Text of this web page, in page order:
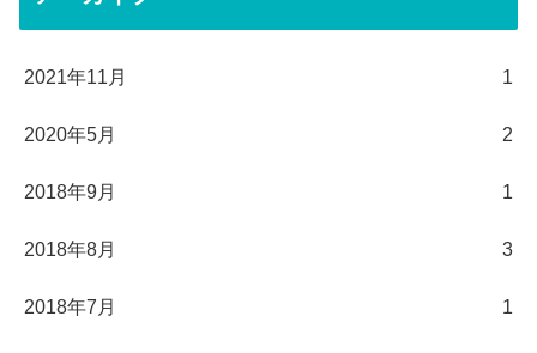
2021年11月 1
2020年5月 2
2018年9月 1
2018年8月 3
2018年7月 1